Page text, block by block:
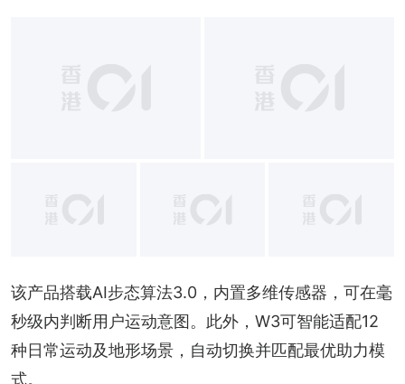
+3
该产品搭载AI步态算法3.0，内置多维传感器，可在毫
秒级内判断用户运动意图。此外，W3可智能适配12
种日常运动及地形场景，自动切换并匹配最优助力模
式。